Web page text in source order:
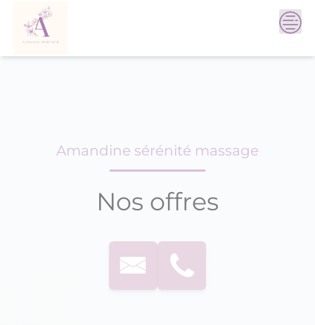
content
Amandine sérénité massage
Nos offres